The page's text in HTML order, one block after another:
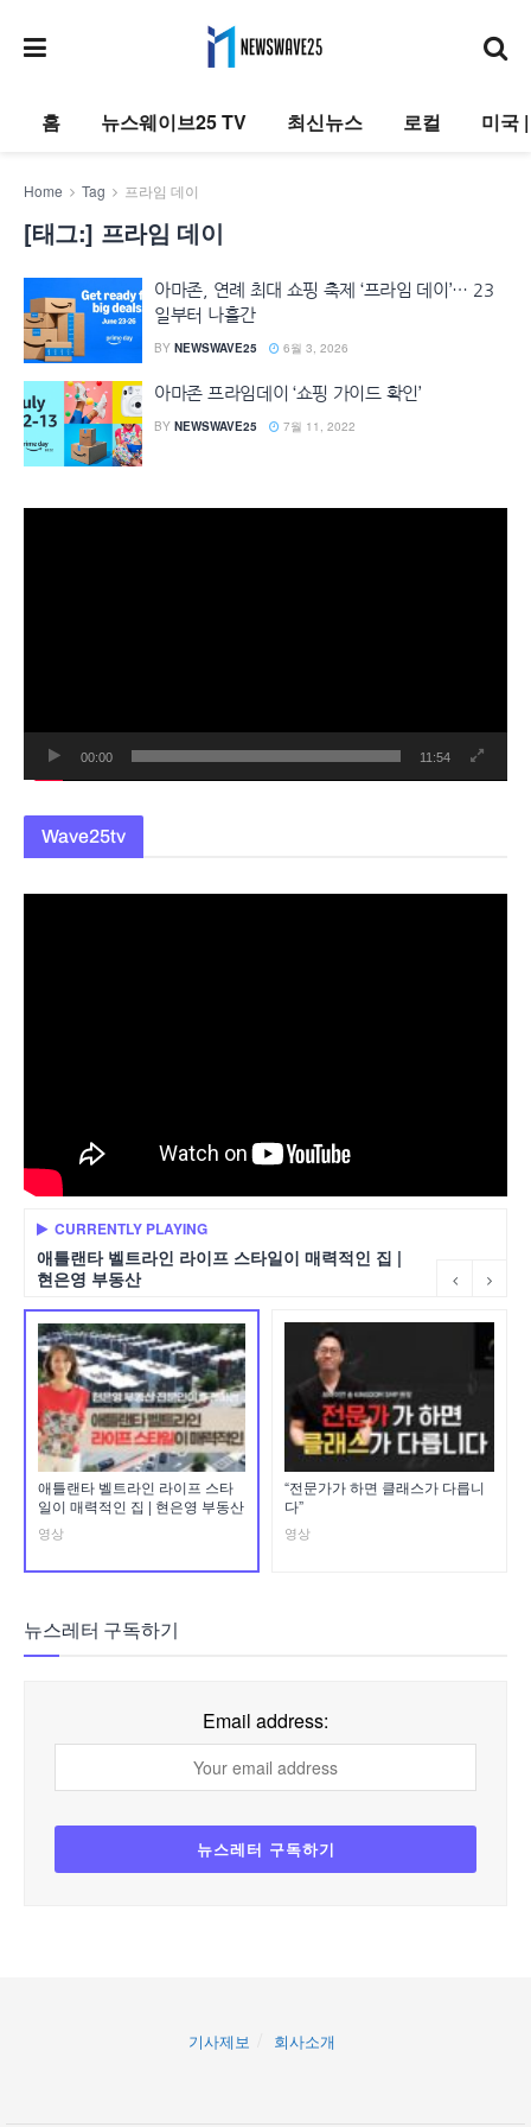
홈 뉴스웨이브25 TV 최신뉴스 로컬 미국
Home Tag 프라임 데이
[태그:] 프라임 데이
아마존, 연례 최대 쇼핑 축제 ‘프라임 데이’… 23
일부터 나흘간
BY NEWSWAVE25 6월 3, 2026
아마존 프라임데이 ‘쇼핑 가이드 확인’
BY NEWSWAVE25 7월 11, 2022
00:00 11:54
Wave25tv
CURRENTLY PLAYING
애틀랜타 벨트라인 라이프 스타일이 매력적인 집 |
현은영 부동산
애틀랜타 벨트라인 라이프 스타
일이 매력적인 집 | 현은영 부동산
영상
“전문가가 하면 클래스가 다릅니
다”
영상
뉴스레터 구독하기
Email address:
기사제보 회사소개